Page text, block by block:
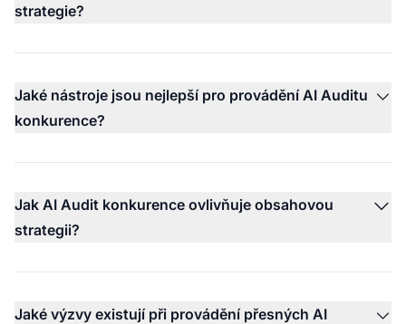
strategie?
Jaké nástroje jsou nejlepší pro provádění AI Auditu
konkurence?
Jak AI Audit konkurence ovlivňuje obsahovou
strategii?
Jaké výzvy existují při provádění přesných AI